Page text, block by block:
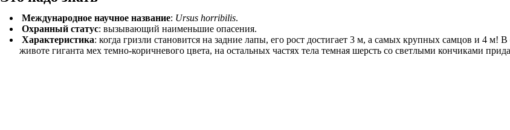
Международное научное название: Ursus horribilis.
Охранный статус: вызывающий наименьшие опасения.
Характеристика: когда гризли становится на задние лапы, его рост достигает 3 м, а самых крупных самцов и 4 м!
животе гиганта мех темно-коричневого цвета, на остальных частях тела темная шерсть со светлыми кончиками